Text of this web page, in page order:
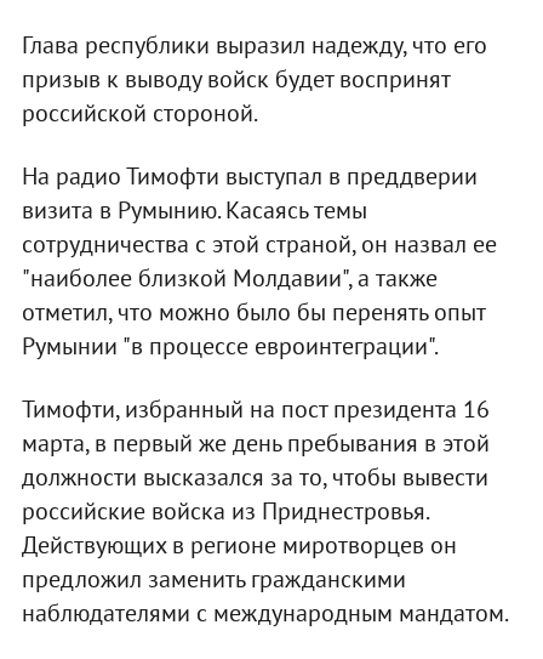
Глава республики выразил надежду, что его
призыв к выводу войск будет воспринят
российской стороной.
На радио Тимофти выступал в преддверии
визита в Румынию. Касаясь темы
сотрудничества с этой страной, он назвал ее
"наиболее близкой Молдавии", а также
отметил, что можно было бы перенять опыт
Румынии "в процессе евроинтеграции".
Тимофти, избранный на пост президента 16
марта, в первый же день пребывания в этой
должности высказался за то, чтобы вывести
российские войска из Приднестровья.
Действующих в регионе миротворцев он
предложил заменить гражданскими
наблюдателями с международным мандатом.